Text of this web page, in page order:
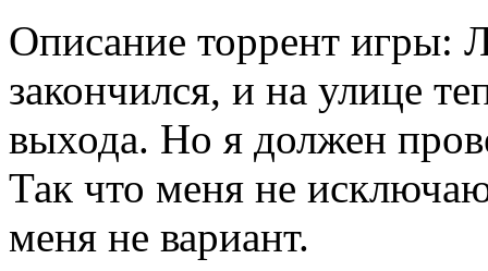
Описание торрент игры:
закончился, и на улице
выхода. Но я должен
Так что меня не
меня не вариант.